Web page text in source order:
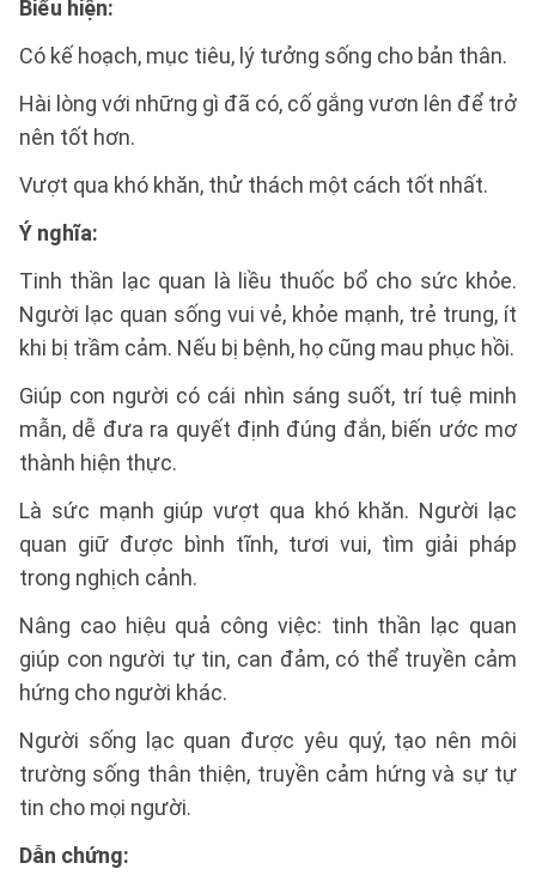
Biểu hiện:
Có kế hoạch, mục tiêu, lý tưởng sống cho bản thân.
Hài lòng với những gì đã có, cố gắng vươn lên để trở
nên tốt hơn.
Vượt qua khó khăn, thử thách một cách tốt nhất.
Ý nghĩa:
Tinh thần lạc quan là liều thuốc bổ cho sức khỏe.
Người lạc quan sống vui vẻ, khỏe mạnh, trẻ trung, ít
khi bị trầm cảm. Nếu bị bệnh, họ cũng mau phục hồi.
Giúp con người có cái nhìn sáng suốt, trí tuệ minh
mẫn, dễ đưa ra quyết định đúng đắn, biến ước mơ
thành hiện thực.
Là sức mạnh giúp vượt qua khó khăn. Người lạc
quan giữ được bình tĩnh, tươi vui, tìm giải pháp
trong nghịch cảnh.
Nâng cao hiệu quả công việc: tinh thần lạc quan
giúp con người tự tin, can đảm, có thể truyền cảm
hứng cho người khác.
Người sống lạc quan được yêu quý, tạo nên môi
trường sống thân thiện, truyền cảm hứng và sự tự
tin cho mọi người.
Dẫn chứng: